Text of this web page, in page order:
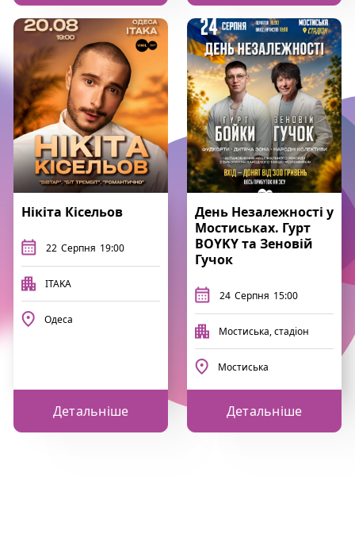
Нікіта Кісельов
22 Серпня 19:00
ITAKA
Одеса
Детальніше
День Незалежності у
Мостиськах. Гурт
BOYKY та Зеновій
Гучок
24 Серпня 15:00
Мостиська, стадіон
Мостиська
Детальніше